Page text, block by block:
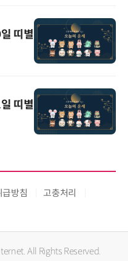
띠별
띠별
급방침
고충처리
All Rights Reserved.